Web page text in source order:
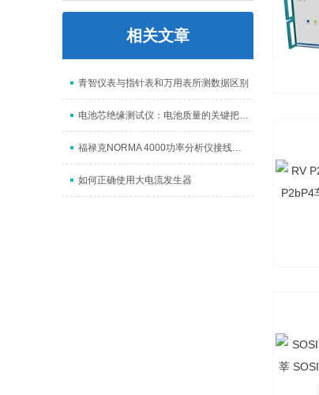
相关文章
青智仪表与指针表和万用表所测数据区别
电池芯绝缘测试仪：电池质量的关键把关者
福禄克NORMA 4000功率分析仪接线方法介绍
如何正确使用大电流发生器